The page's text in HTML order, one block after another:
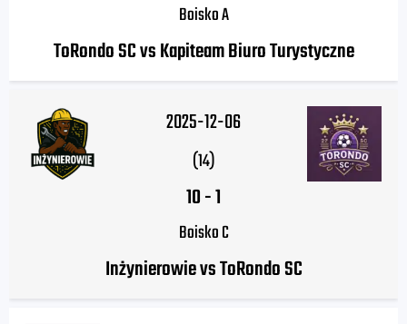
Boisko A
ToRondo SC vs Kapiteam Biuro Turystyczne
2025-12-06
(14)
10-1
Boisko C
Inżynierowie vs ToRondo SC